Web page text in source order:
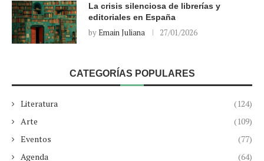
La crisis silenciosa de librerías y
editoriales en España
byEmain Juliana 27/01/2026
CATEGORÍAS POPULARES
Literatura
(124)
Arte
(109)
Eventos
(77)
Agenda
(64)